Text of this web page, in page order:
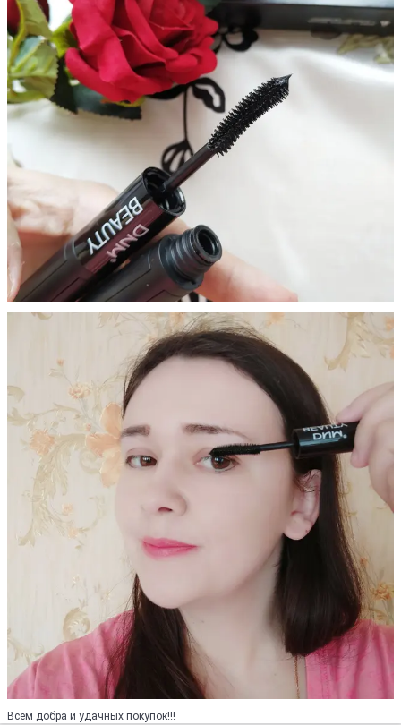
Всем добра и удачных покупок!!!